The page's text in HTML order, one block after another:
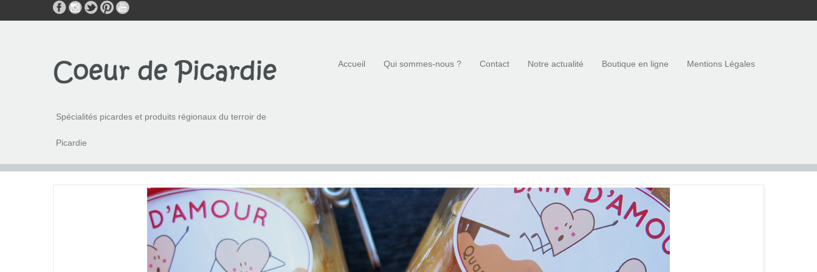
Spécialités picardes et produits régionaux du terroir de
Picardie
Accueil Qui sommes-nous ? Contact Notre actualité Boutique en ligne Mentions Légales